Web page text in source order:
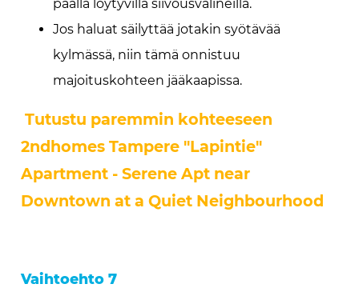
päällä löytyvillä siivousvälineillä.
Jos haluat säilyttää jotakin syötävää
kylmässä, niin tämä onnistuu
majoituskohteen jääkaapissa.
Tutustu paremmin kohteeseen
2ndhomes Tampere "Lapintie"
Apartment - Serene Apt near
Downtown at a Quiet Neighbourhood
Vaihtoehto 7